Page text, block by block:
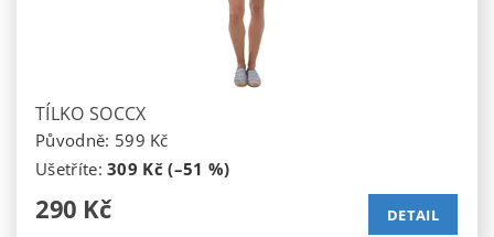
TÍLKO SOCCX
Původně: 599 Kč
Ušetříte:309 Kč (–51 %)
290 Kč DETAIL